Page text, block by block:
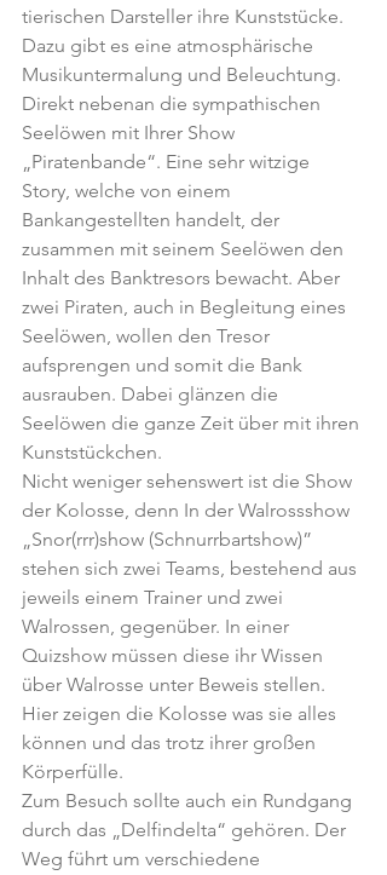
tierischen Darsteller ihre Kunststücke.
Dazu gibt es eine atmosphärische
Musikuntermalung und Beleuchtung.
Direkt nebenan die sympathischen
Seelöwen mit Ihrer Show
„Piratenbande“. Eine sehr witzige
Story, welche von einem
Bankangestellten handelt, der
zusammen mit seinem Seelöwen den
Inhalt des Banktresors bewacht. Aber
zwei Piraten, auch in Begleitung eines
Seelöwen, wollen den Tresor
aufsprengen und somit die Bank
ausrauben. Dabei glänzen die
Seelöwen die ganze Zeit über mit ihren
Kunststückchen.
Nicht weniger sehenswert ist die Show
der Kolosse, denn In der Walrossshow
„Snor(rrr)show (Schnurrbartshow)”
stehen sich zwei Teams, bestehend aus
jeweils einem Trainer und zwei
Walrossen, gegenüber. In einer
Quizshow müssen diese ihr Wissen
über Walrosse unter Beweis stellen.
Hier zeigen die Kolosse was sie alles
können und das trotz ihrer großen
Körperfülle.
Zum Besuch sollte auch ein Rundgang
durch das „Delfindelta“ gehören. Der
Weg führt um verschiedene